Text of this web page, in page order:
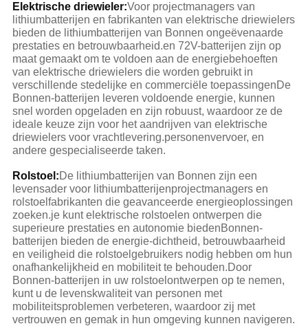
Elektrische driewieler:Voor projectmanagers van
lithiumbatterijen en fabrikanten van elektrische driewielers
bieden de lithiumbatterijen van Bonnen ongeëvenaarde
prestaties en betrouwbaarheid.en 72V-batterijen zijn op
maat gemaakt om te voldoen aan de energiebehoeften
van elektrische driewielers die worden gebruikt in
verschillende stedelijke en commerciële toepassingenDe
Bonnen-batterijen leveren voldoende energie, kunnen
snel worden opgeladen en zijn robuust, waardoor ze de
ideale keuze zijn voor het aandrijven van elektrische
driewielers voor vrachtlevering.personenvervoer, en
andere gespecialiseerde taken.
Rolstoel:De lithiumbatterijen van Bonnen zijn een
levensader voor lithiumbatterijenprojectmanagers en
rolstoelfabrikanten die geavanceerde energieoplossingen
zoeken.je kunt elektrische rolstoelen ontwerpen die
superieure prestaties en autonomie biedenBonnen-
batterijen bieden de energie-dichtheid, betrouwbaarheid
en veiligheid die rolstoelgebruikers nodig hebben om hun
onafhankelijkheid en mobiliteit te behouden.Door
Bonnen-batterijen in uw rolstoelontwerpen op te nemen,
kunt u de levenskwaliteit van personen met
mobiliteitsproblemen verbeteren, waardoor zij met
vertrouwen en gemak in hun omgeving kunnen navigeren.